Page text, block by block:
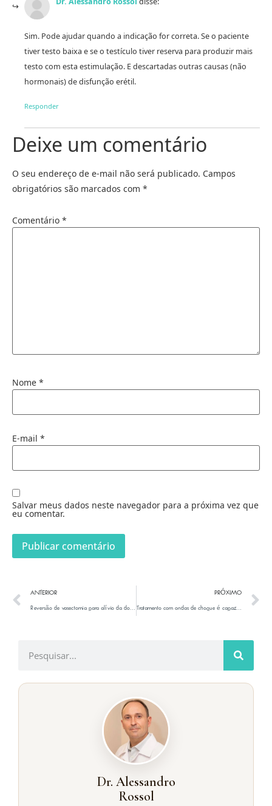
Sim. Pode ajudar quando a indicação for correta. Se o paciente
tiver testo baixa e se o testículo tiver reserva para produzir mais
testo com esta estimulação. E descartadas outras causas (não
hormonais) de disfunção erétil.
Responder
Deixe um comentário
O seu endereço de e-mail não será publicado. Campos
obrigatórios são marcados com *
Comentário *
Nome *
E-mail *
Salvar meus dados neste navegador para a próxima vez que
eu comentar.
ANTERIOR
Reversão de vasectomia para alívio da dor pós-operatória: um procedimento que não funciona para todos os casos.
PRÓXIMO
Tratamento com ondas de choque é capaz de tornar homens com disfunção erétil não respondedores a medicamentos orais em respondedores
Dr. Alessandro
Rossol